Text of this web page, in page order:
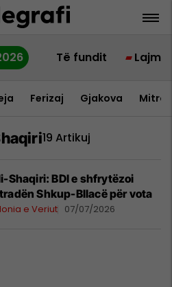
Të fundit Lajme
Ferizaj Gjakova
19 Artikuj
Shaqiri: BDI e shfrytëzoi
Shkup-Bllacë për vota
e Veriut 07/07/2026